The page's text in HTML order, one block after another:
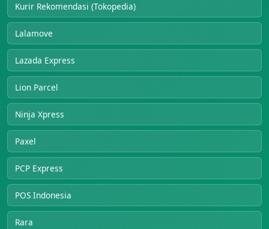
Kurir Rekomendasi (Tokopedia)
Lalamove
Lazada Express
Lion Parcel
Ninja Xpress
Paxel
PCP Express
POS Indonesia
Rara